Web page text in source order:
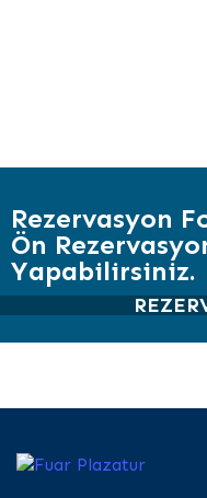
Rezervasyon
Ön
Yapabilirsiniz.